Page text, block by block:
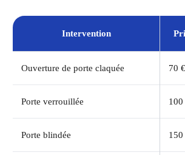
Intervention
Ouverture de porte claquée 70
Porte verrouillée
Porte blindée